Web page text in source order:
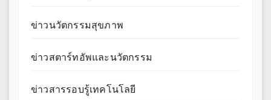
ข่าวนวัตกรรมสุขภาพ
ข่าวสตาร์ทอัพและนวัตกรรม
ข่าวสารรอบรู้เทคโนโลยี